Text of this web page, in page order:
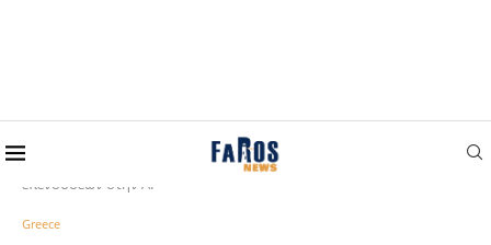
Home
OpenAI: Τρομάζει η φρενίτιδα των
επενδύσεων στην ΑΙ
Greece